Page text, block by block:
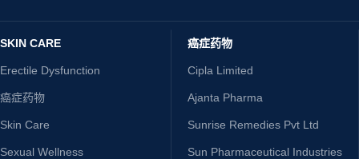
SKIN CARE
Erectile Dysfunction
癌症药物
Skin Care
Sexual Wellness
癌症药物
Cipla Limited
Ajanta Pharma
Sunrise Remedies Pvt Ltd
Sun Pharmaceutical Industries